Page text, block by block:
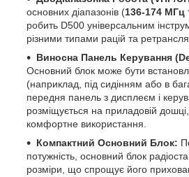
основних діапазонів (136-174 МГц
робить D500 універсальним
різними типами рацій та
Виносна Панель Керування
Основний блок може бути
(наприклад, під сидінням або в
передня панель з дисплеєм і
розміщується на приладовій
комфортне використання.
Компактний Основний Блок:
потужність, основний блок
розміри, що спрощує його